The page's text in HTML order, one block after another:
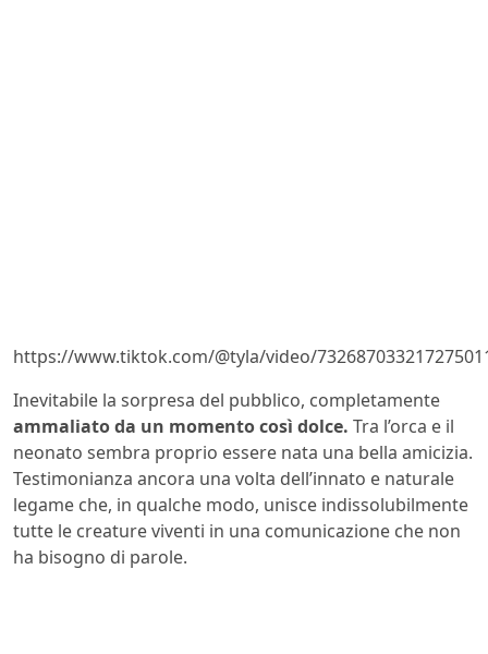
https://www.tiktok.com/@tyla/video/
Inevitabile la sorpresa del pubblico, completamente
ammaliato da un momento così dolce. Tra l’orca e il
neonato sembra proprio essere nata una bella amicizia.
Testimonianza ancora una volta dell’innato e naturale
legame che, in qualche modo, unisce indissolubilmente
tutte le creature viventi in una comunicazione che non
ha bisogno di parole.